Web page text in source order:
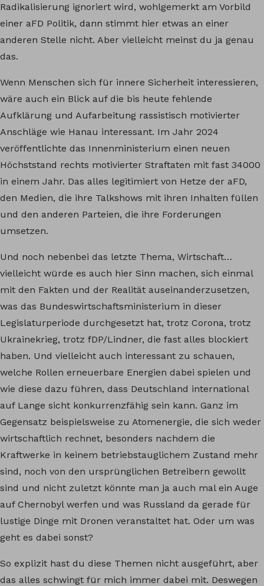
Radikalisierung ignoriert wird, wohlgemerkt am Vorbild
einer aFD Politik, dann stimmt hier etwas an einer
anderen Stelle nicht. Aber vielleicht meinst du ja genau
das.
Wenn Menschen sich für innere Sicherheit interessieren,
wäre auch ein Blick auf die bis heute fehlende
Aufklärung und Aufarbeitung rassistisch motivierter
Anschläge wie Hanau interessant. Im Jahr 2024
veröffentlichte das Innenministerium einen neuen
Höchststand rechts motivierter Straftaten mit fast 34000
in einem Jahr. Das alles legitimiert von Hetze der aFD,
den Medien, die ihre Talkshows mit ihren Inhalten füllen
und den anderen Parteien, die ihre Forderungen
umsetzen.
Und noch nebenbei das letzte Thema, Wirtschaft…
vielleicht würde es auch hier Sinn machen, sich einmal
mit den Fakten und der Realität auseinanderzusetzen,
was das Bundeswirtschaftsministerium in dieser
Legislaturperiode durchgesetzt hat, trotz Corona, trotz
Ukrainekrieg, trotz fDP/Lindner, die fast alles blockiert
haben. Und vielleicht auch interessant zu schauen,
welche Rollen erneuerbare Energien dabei spielen und
wie diese dazu führen, dass Deutschland international
auf Lange sicht konkurrenzfähig sein kann. Ganz im
Gegensatz beispielsweise zu Atomenergie, die sich weder
wirtschaftlich rechnet, besonders nachdem die
Kraftwerke in keinem betriebstauglichem Zustand mehr
sind, noch von den ursprünglichen Betreibern gewollt
sind und nicht zuletzt könnte man ja auch mal ein Auge
auf Chernobyl werfen und was Russland da gerade für
lustige Dinge mit Dronen veranstaltet hat. Oder um was
geht es dabei sonst?
So explizit hast du diese Themen nicht ausgeführt, aber
das alles schwingt für mich immer dabei mit. Deswegen